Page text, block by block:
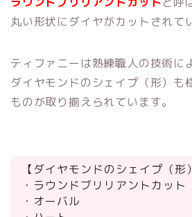
丸い形状にダイヤがカットされて
ティファニーは熟練職人の技術に
ダイヤモンドのシェイプ（形）も
ものが取り揃えられています。
【ダイヤモンドのシェイプ（形
・ラウンドブリリアントカット
・オーバル